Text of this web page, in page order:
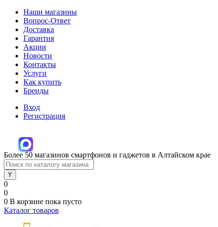
Наши магазины
Вопрос-Ответ
Доставка
Гарантия
Акции
Новости
Контакты
Услуги
Как купить
Бренды
Вход
Регистрация
Более 50 магазинов смартфонов и гаджетов в Алтайском крае
0
0
0 В корзине пока пусто
Каталог товаров